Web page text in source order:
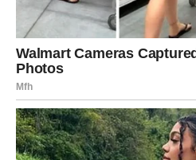
Mart je za tebe mesec
čuvar stoji uz tebe dok
dugo opterećivalo. Nije slabost
se onoga što te boli.
Ako se neko iz prošlosti vrati –
Ako srce zadrhti – poslušaj, ali